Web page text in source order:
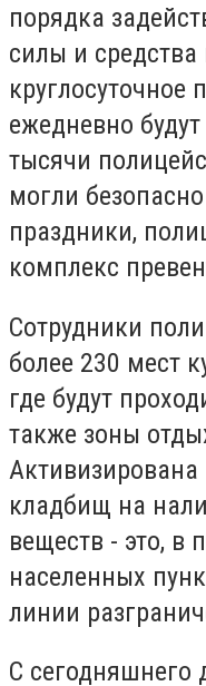
порядка
силы и
круглосуточное
ежедневно
тысячи
могли
праздники,
комплекс
Сотрудники
более 230 мест
где будут
также зоны
Активизирована
кладбищ на
веществ - это, в
населенных
линии
С сегодняшнего